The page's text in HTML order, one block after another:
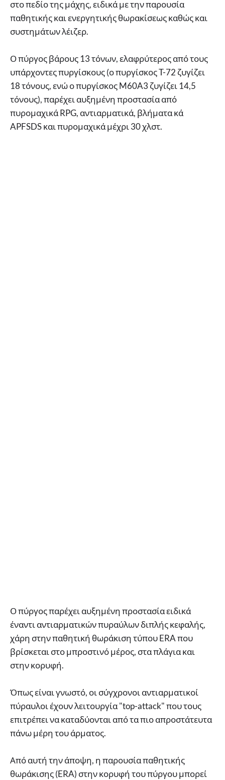
στο πεδίο της μάχης, ειδικά με την παρουσία
παθητικής και ενεργητικής θωρακίσεως καθώς και
συστημάτων λέιζερ.
Ο πύργος βάρους 13 τόνων, ελαφρύτερος από τους
υπάρχοντες πυργίσκους (ο πυργίσκος T-72 ζυγίζει
18 τόνους, ενώ ο πυργίσκος M60A3 ζυγίζει 14,5
τόνους), παρέχει αυξημένη προστασία από
πυρομαχικά RPG, αντιαρματικά, βλήματα κά
APFSDS και πυρομαχικά μέχρι 30 χλστ.
Ο πύργος παρέχει αυξημένη προστασία ειδικά
έναντι αντιαρματικών πυραύλων διπλής κεφαλής,
χάρη στην παθητική θωράκιση τύπου ERA που
βρίσκεται στο μπροστινό μέρος, στα πλάγια και
στην κορυφή.
Όπως είναι γνωστό, οι σύγχρονοι αντιαρματικοί
πύραυλοι έχουν λειτουργία "top-attack" που τους
επιτρέπει να καταδύονται από τα πιο απροστάτευτα
πάνω μέρη του άρματος.
Από αυτή την άποψη, η παρουσία παθητικής
θωράκισης (ERA) στην κορυφή του πύργου μπορεί